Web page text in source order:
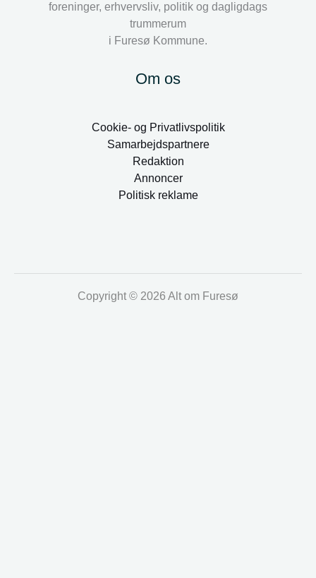
foreninger, erhvervsliv, politik og dagligdags
trummerum
i Furesø Kommune.
Om os
Cookie- og Privatlivspolitik
Samarbejdspartnere
Redaktion
Annoncer
Politisk reklame
Copyright © 2026 Alt om Furesø